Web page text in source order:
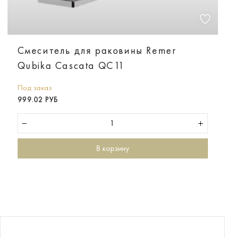
Смеситель для раковины Remer
Qubika Cascata QC11
Под заказ
999.02 РУБ
В корзину